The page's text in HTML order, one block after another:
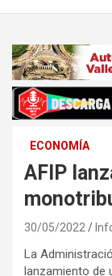
ECONOMÍA
AFIP
30/05/2022
La
lanzamiento de